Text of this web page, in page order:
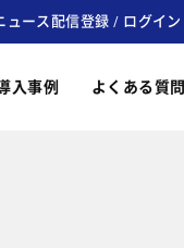
ュース配信登録 / ログイン
入事例 よくある質問